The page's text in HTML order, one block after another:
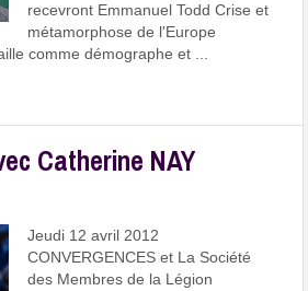
recevront Emmanuel Todd Crise et
métamorphose de l'Europe
comme démographe et ...
Catherine NAY
Jeudi 12 avril 2012
CONVERGENCES et La Société
des Membres de la Légion